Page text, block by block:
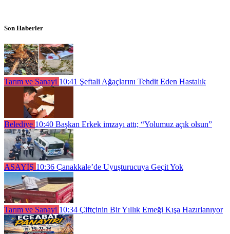
Son Haberler
Tarım ve Sanayi 10:41 Şeftali Ağaçlarını Tehdit Eden Hastalık
Belediye 10:40 Başkan Erkek imzayı attı; “Yolumuz açık olsun”
ASAYİŞ 10:36 Çanakkale’de Uyuşturucuya Geçit Yok
Tarım ve Sanayi 10:34 Çiftçinin Bir Yıllık Emeği Kışa Hazırlanıyor